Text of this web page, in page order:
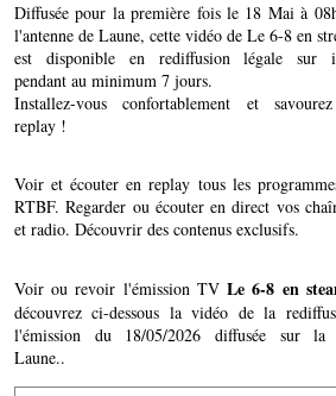
Diffusée pour la première fois le 18 Mai à
l'antenne de Laune, cette vidéo de Le 6-8 en
est disponible en rediffusion légale sur
pendant au minimum 7 jours.
Installez-vous confortablement et
replay !
Voir et écouter en replay tous les
RTBF. Regarder ou écouter en direct vos
et radio. Découvrir des contenus exclusifs.
Voir ou revoir l'émission TVLe 6-8 en
découvrez ci-dessous la vidéo de la
l'émission du 18/05/2026 diffusée sur la
Laune..